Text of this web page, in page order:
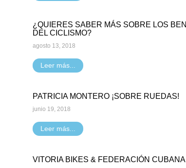
¿QUIERES SABER MÁS SOBRE LOS
DEL CICLISMO?
agosto 13, 2018
Leer más...
PATRICIA MONTERO ¡SOBRE RUEDAS!
junio 19, 2018
Leer más...
VITORIA BIKES & FEDERACIÓN